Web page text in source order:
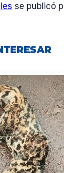
se publicó